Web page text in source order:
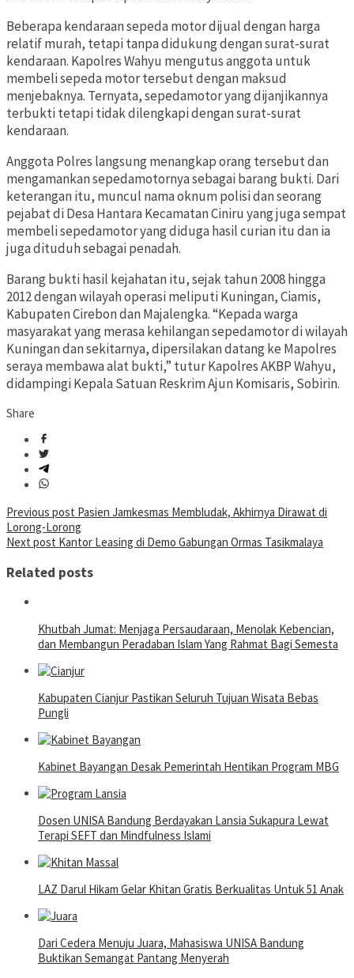
Beberapa kendaraan sepeda motor dijual dengan harga
relatif murah, tetapi tanpa didukung dengan surat-surat
kendaraan. Kapolres Wahyu mengutus anggota untuk
membeli sepeda motor tersebut dengan maksud
menjebaknya. Ternyata, sepedamotor yang dijanjikannya
terbukti tetapi tidak dilengkapi dengan surat-surat
kendaraan.
Anggota Polres langsung menangkap orang tersebut dan
mengamankan sepedamotornya sebagai barang bukti. Dari
keterangan itu, muncul nama oknum polisi dan seorang
pejabat di Desa Hantara Kecamatan Ciniru yang juga sempat
membeli sepedamotor yang diduga hasil curian itu dan ia
juga dituduh sebagai penadah.
Barang bukti hasil kejahatan itu, sejak tahun 2008 hingga
2012 dengan wilayah operasi meliputi Kuningan, Ciamis,
Kabupaten Cirebon dan Majalengka. “Kepada warga
masyarakat yang merasa kehilangan sepedamotor di wilayah
Kuningan dan sekitarnya, dipersilakan datang ke Mapolres
seraya membawa alat bukti,” tutur Kapolres AKBP Wahyu,
didampingi Kepala Satuan Reskrim Ajun Komisaris, Sobirin.
Share
Post
navigation
Previous post Pasien Jamkesmas Membludak, Akhirnya Dirawat di
Lorong-Lorong
Next post Kantor Leasing di Demo Gabungan Ormas Tasikmalaya
Related posts
Khutbah Jumat: Menjaga Persaudaraan, Menolak Kebencian,
dan Membangun Peradaban Islam Yang Rahmat Bagi Semesta
Kabupaten Cianjur Pastikan Seluruh Tujuan Wisata Bebas
Pungli
Kabinet Bayangan Desak Pemerintah Hentikan Program MBG
Dosen UNISA Bandung Berdayakan Lansia Sukapura Lewat
Terapi SEFT dan Mindfulness Islami
LAZ Darul Hikam Gelar Khitan Gratis Berkualitas Untuk 51 Anak
Dari Cedera Menuju Juara, Mahasiswa UNISA Bandung
Buktikan Semangat Pantang Menyerah